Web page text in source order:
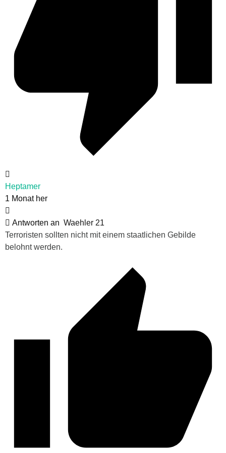
Heptamer
1 Monat her
Antworten an Waehler 21
Terroristen sollten nicht mit einem staatlichen Gebilde
belohnt werden.